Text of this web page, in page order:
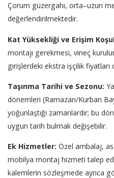
Çorum güzergahı, orta–uzun
değerlendirilmektedir.
Kat Yüksekliği ve Erişim
montajı gerekmesi, vineç
girişlerdeki ekstra işçilik fiyatları
Taşınma Tarihi ve Sezonu:
dönemleri (Ramazan/Kurban
yoğunlaştığı zamanlardır; bu
uygun tarih bulmak değişebilir.
Ek Hizmetler: Özel ambalaj,
mobilya montaj hizmeti talep
kalemlerin sözleşmede ayrıca